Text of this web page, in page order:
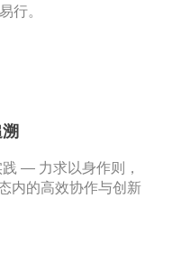
行。
— 力求以身作则，
内的高效协作与创新